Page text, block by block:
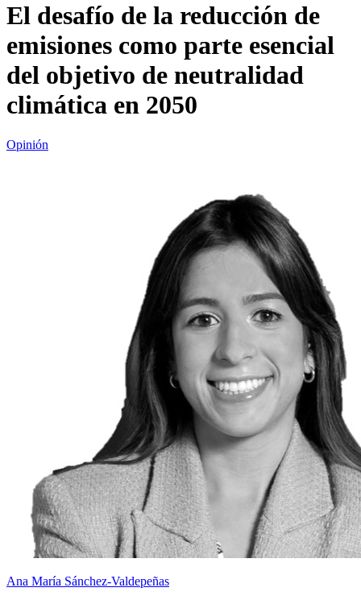
El desafío de la reducción de
emisiones como parte esencial
del objetivo de neutralidad
climática en 2050
Opinión
Ana María Sánchez-Valdepeñas